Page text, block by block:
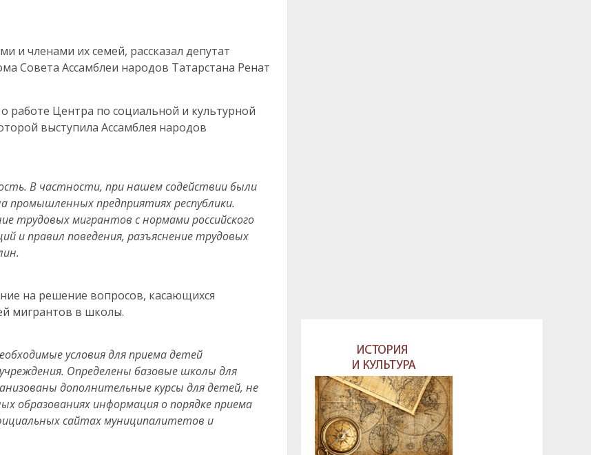
и членами их семей, рассказал депутат
Совета Ассамблеи народов Татарстана Ренат
работе Центра по социальной и культурной
выступила Ассамблея народов
В частности, при нашем содействии были
промышленных предприятиях республики.
трудовых мигрантов с нормами российского
и правил поведения, разъяснение трудовых
на решение вопросов, касающихся
мигрантов в школы.
условия для приема детей
Определены базовые школы для
дополнительные курсы для детей, не
образованиях информация о порядке приема
сайтах муниципалитетов и